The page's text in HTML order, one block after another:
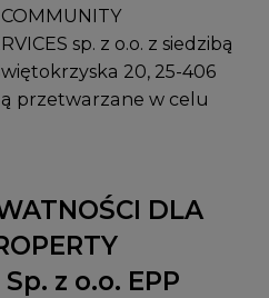
sp. z o.o. z siedzibą
20, 25-406
przetwarzane w celu
DLA
z o.o. EPP